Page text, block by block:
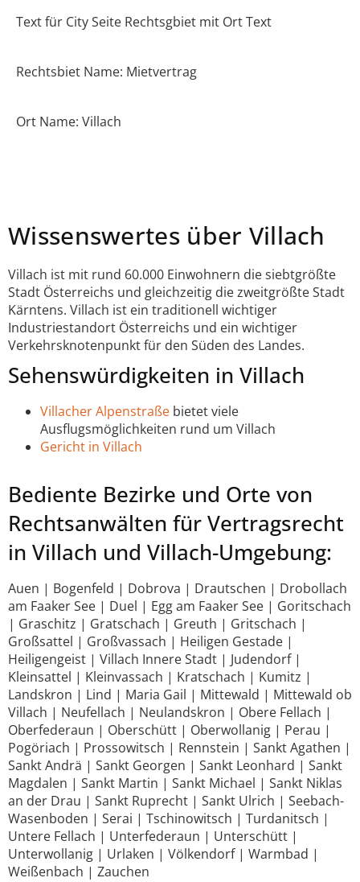
Text für City Seite Rechtsgbiet mit Ort Text
Rechtsbiet Name: Mietvertrag
Ort Name: Villach
Wissenswertes über Villach
Villach ist mit rund 60.000 Einwohnern die siebtgrößte
Stadt Österreichs und gleichzeitig die zweitgrößte Stadt
Kärntens. Villach ist ein traditionell wichtiger
Industriestandort Österreichs und ein wichtiger
Verkehrsknotenpunkt für den Süden des Landes.
Sehenswürdigkeiten in Villach
Villacher Alpenstraße bietet viele
Ausflugsmöglichkeiten rund um Villach
Gericht in Villach
Bediente Bezirke und Orte von
Rechtsanwälten für Vertragsrecht
in Villach und Villach-Umgebung:
Auen | Bogenfeld | Dobrova | Drautschen | Drobollach
am Faaker See | Duel | Egg am Faaker See | Goritschach
| Graschitz | Gratschach | Greuth | Gritschach |
Großsattel | Großvassach | Heiligen Gestade |
Heiligengeist | Villach Innere Stadt | Judendorf |
Kleinsattel | Kleinvassach | Kratschach | Kumitz |
Landskron | Lind | Maria Gail | Mittewald | Mittewald ob
Villach | Neufellach | Neulandskron | Obere Fellach |
Oberfederaun | Oberschütt | Oberwollanig | Perau |
Pogöriach | Prossowitsch | Rennstein | Sankt Agathen |
Sankt Andrä | Sankt Georgen | Sankt Leonhard | Sankt
Magdalen | Sankt Martin | Sankt Michael | Sankt Niklas
an der Drau | Sankt Ruprecht | Sankt Ulrich | Seebach-
Wasenboden | Serai | Tschinowitsch | Turdanitsch |
Untere Fellach | Unterfederaun | Unterschütt |
Unterwollanig | Urlaken | Völkendorf | Warmbad |
Weißenbach | Zauchen